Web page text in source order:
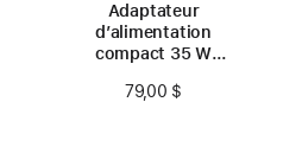
Adaptateur
d’alimentation
compact 35 W
79,00 $